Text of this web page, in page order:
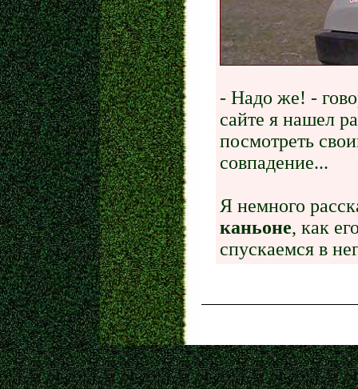
- Надо же! -
сайте я нашел
посмотреть
совпадение...
Я немного
каньоне, как
спускаемся в